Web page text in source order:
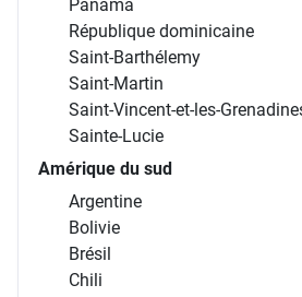
Martinique
Mexique
Nicaragua
Panama
République dominicaine
Saint-Barthélemy
Saint-Martin
Saint-Vincent-et-les-Grenadines
Sainte-Lucie
Amérique du sud
Argentine